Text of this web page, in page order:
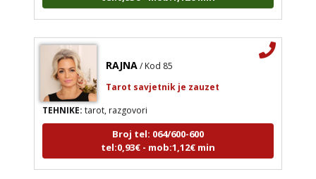
RAJNA / Kod 85
Tarot savjetnik je zauzet
TEHNIKE:tarot, razgovori
Broj tel: 064/600-600
tel:0,93€ - mob:1,12€ min